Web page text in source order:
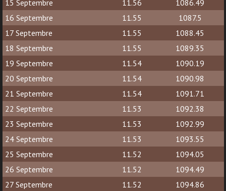
15 Septembre
11.56
1086.49
16 Septembre
11.55
1087.5
17 Septembre
11.55
1088.45
18 Septembre
11.55
1089.35
19 Septembre
11.54
1090.19
20 Septembre
11.54
1090.98
21 Septembre
11.54
1091.71
22 Septembre
11.53
1092.38
23 Septembre
11.53
1092.99
24 Septembre
11.53
1093.55
25 Septembre
11.52
1094.05
26 Septembre
11.52
1094.49
27 Septembre
11.52
1094.86